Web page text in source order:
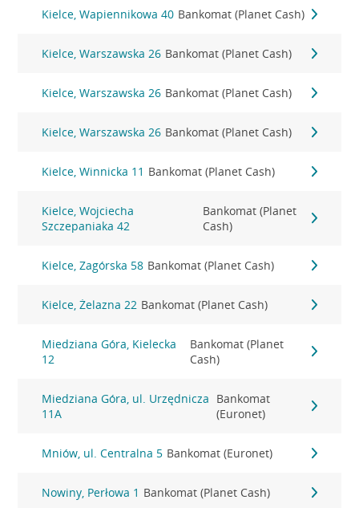
Kielce, Wapiennikowa 40 Bankomat (Planet Cash)
Kielce, Warszawska 26 Bankomat (Planet Cash)
Kielce, Warszawska 26 Bankomat (Planet Cash)
Kielce, Warszawska 26 Bankomat (Planet Cash)
Kielce, Winnicka 11 Bankomat (Planet Cash)
Kielce, Wojciecha
Szczepaniaka 42
Bankomat (Planet
Cash)
Kielce, Zagórska 58 Bankomat (Planet Cash)
Kielce, Żelazna 22 Bankomat (Planet Cash)
Miedziana Góra, Kielecka
12
Bankomat (Planet
Cash)
Miedziana Góra, ul. Urzędnicza
11A
Bankomat
(Euronet)
Mniów, ul. Centralna 5 Bankomat (Euronet)
Nowiny, Perłowa 1 Bankomat (Planet Cash)